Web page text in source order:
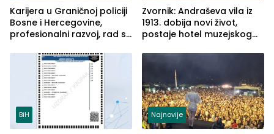
Karijera u Graničnoj policiji
Bosne i Hercegovine,
profesionalni razvoj, rad sa
služba građanima
Zvornik: Andraševa vila iz
1913. dobija novi život,
postaje hotel muzejskog
BiH Najnovije